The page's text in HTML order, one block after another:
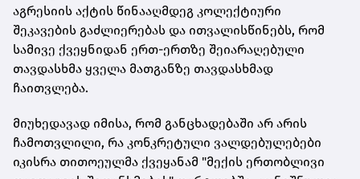
აგრესიის აქტის წინააღმდეგ კოლექტიური
შეკავების გაძლიერებას და ითვალისწინებს, რომ
სამივე ქვეყნიდან ერთ-ერთზე შეიარაღებული
თავდასხმა ყველა მათგანზე თავდასხმად
ჩაითვლება.
მიუხედავად იმისა, რომ განცხადებაში არ არის
ჩამოთვლილი, რა კონკრეტული ვალდებულებები
იკისრა თითოეულმა ქვეყანამ "მექის ერთობლივი